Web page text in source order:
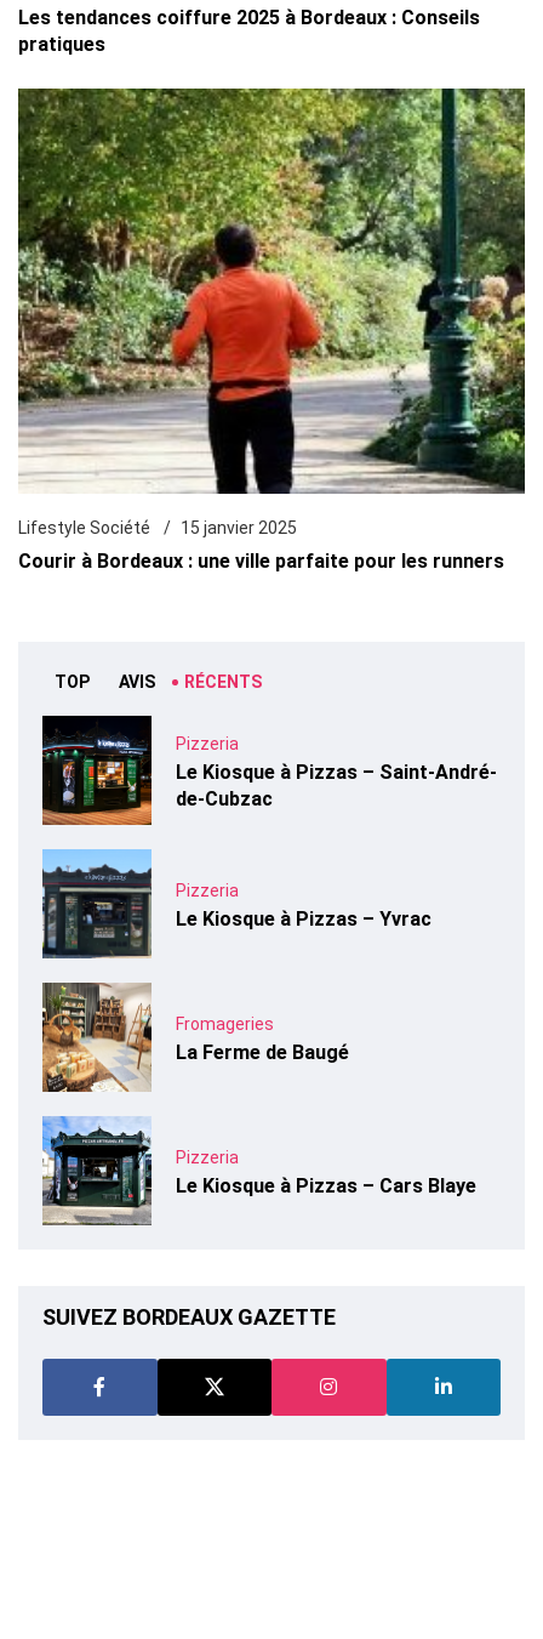
Les tendances coiffure 2025 à Bordeaux : Conseils
pratiques
Lifestyle Société 15 janvier 2025
Courir à Bordeaux : une ville parfaite pour les runners
TOP AVIS RÉCENTS
Pizzeria
Le Kiosque à Pizzas – Saint-André-
de-Cubzac
Pizzeria
Le Kiosque à Pizzas – Yvrac
Fromageries
La Ferme de Baugé
Pizzeria
Le Kiosque à Pizzas – Cars Blaye
SUIVEZ BORDEAUX GAZETTE